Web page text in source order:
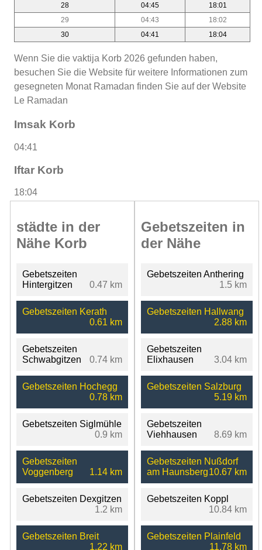
28
04:45
18:01
29
04:43
18:02
30
04:41 18:04
Wenn Sie die vaktija Korb 2026 gefunden haben,
besuchen Sie die Website für weitere Informationen zum
gesegneten Monat Ramadan finden Sie auf der Website
Le Ramadan
Imsak Korb
04:41
Iftar Korb
18:04
städte in der
Nähe Korb
Gebetszeiten
Hintergitzen
0.47 km
Gebetszeiten Kerath
0.61 km
Gebetszeiten
Schwabgitzen
0.74 km
Gebetszeiten Hochegg
0.78 km
Gebetszeiten Siglmühle
0.9 km
Gebetszeiten
Voggenberg
1.14 km
Gebetszeiten Dexgitzen
1.2 km
Gebetszeiten Breit
1.22 km
Gebetszeiten in
der Nähe
Gebetszeiten Anthering
1.5 km
Gebetszeiten Hallwang
2.88 km
Gebetszeiten
Elixhausen
3.04 km
Gebetszeiten Salzburg
5.19 km
Gebetszeiten
Viehhausen
8.69 km
Gebetszeiten Nußdorf
am Haunsberg10.67 km
Gebetszeiten Koppl
10.84 km
Gebetszeiten Plainfeld
11.78 km